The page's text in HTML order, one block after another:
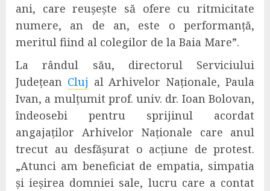
ani, care reușește să ofere cu ritmicitate
numere, an de an, este o performanță,
meritul fiind al colegilor de la Baia Mare”.
La rândul său, directorul Serviciului
Județean Cluj al Arhivelor Naționale, Paula
Ivan, a mulțumit prof. univ. dr. Ioan Bolovan,
îndeosebi pentru sprijinul acordat
angajaților Arhivelor Naționale care anul
trecut au desfășurat o acțiune de protest.
„Atunci am beneficiat de empatia, simpatia
și ieșirea domniei sale, lucru care a contat